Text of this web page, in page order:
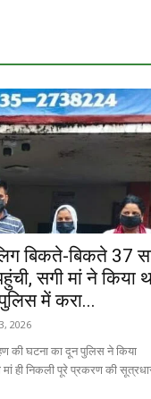
बिकते-बिकते 37
सगी मां ने किया
में करा...
2026
की घटना का दून पुलिस ने किया
मां ही निकली पूरे प्रकरण की